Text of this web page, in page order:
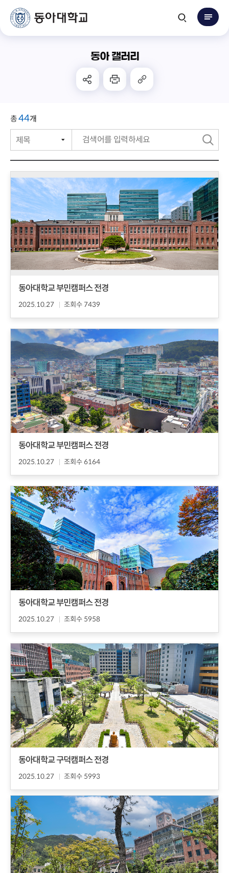
동아 갤러리
총44개
검
색
동아대학교 부민캠퍼스 전경
2025.10.27 조회수 7439
동아대학교 부민캠퍼스 전경
2025.10.27 조회수 6164
동아대학교 부민캠퍼스 전경
2025.10.27 조회수 5958
동아대학교 구덕캠퍼스 전경
2025.10.27 조회수 5993